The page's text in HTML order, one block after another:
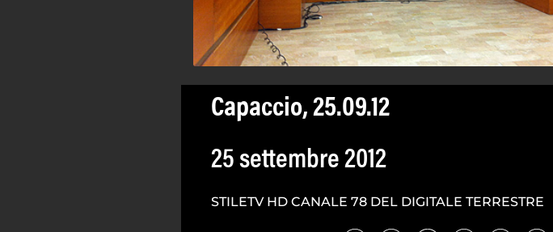
Capaccio, 25.09.12
25 settembre 2012
STILETV HD CANALE 78 DEL DIGITALE TERRESTRE